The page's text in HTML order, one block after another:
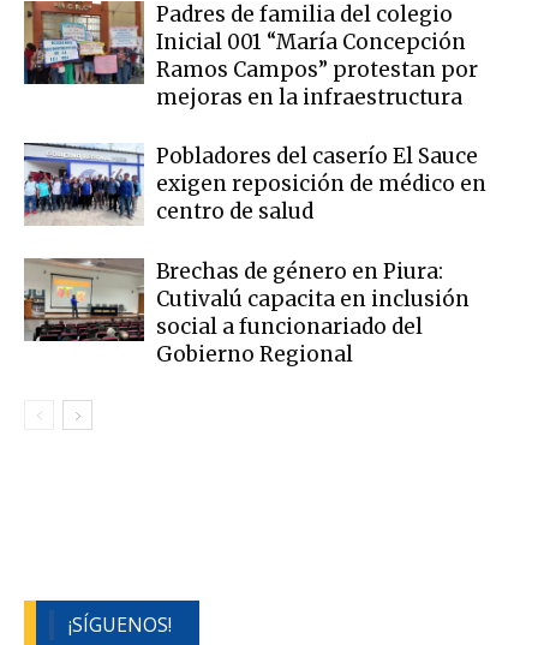
Padres de familia del colegio
Inicial 001 “María Concepción
Ramos Campos” protestan por
mejoras en la infraestructura
Pobladores del caserío El Sauce
exigen reposición de médico en
centro de salud
Brechas de género en Piura:
Cutivalú capacita en inclusión
social a funcionariado del
Gobierno Regional
¡SÍGUENOS!